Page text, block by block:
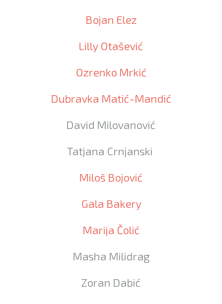
Bojan Elez
Lilly Otašević
Ozrenko Mrkić
Dubravka Matić-Mandić
David Milovanović
Tatjana Crnjanski
Miloš Bojović
Gala Bakery
Marija Čolić
Masha Milidrag
Zoran Dabić